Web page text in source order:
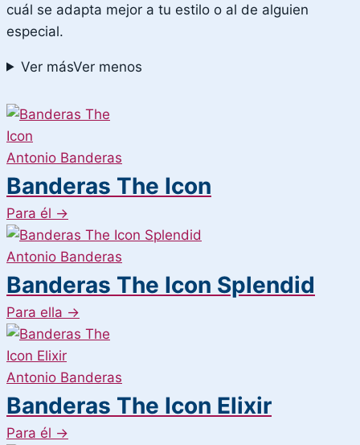
cuál se adapta mejor a tu estilo o al de alguien
especial.
Ver másVer menos
Antonio Banderas
Banderas The Icon
Para él →
Antonio Banderas
Banderas The Icon Splendid
Para ella →
Antonio Banderas
Banderas The Icon Elixir
Para él →